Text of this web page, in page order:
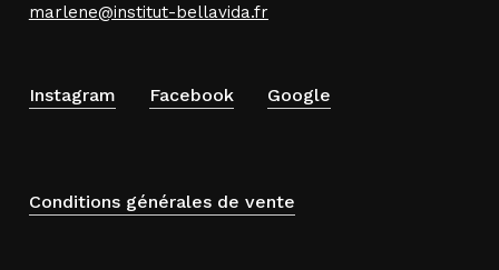
marlene@institut-bellavida.fr
Instagram Facebook Google
Conditions générales de vente